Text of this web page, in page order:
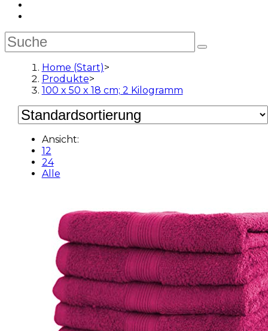
Home (Start)>
Produkte>
100 x 50 x 18 cm; 2 Kilogramm
Ansicht:
12
24
Alle